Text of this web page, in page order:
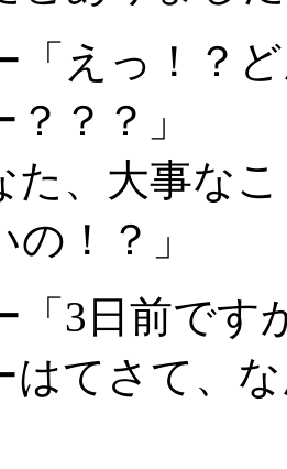
「えっ！？
？？」
た、大事な
！？」
「3日前です
はてさて、